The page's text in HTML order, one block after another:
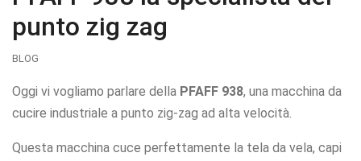
punto zig zag
BLOG
Oggi vi vogliamo parlare della PFAFF 938, una macchina da
cucire industriale a punto zig-zag ad alta velocità.
Questa macchina cuce perfettamente la tela da vela, capi